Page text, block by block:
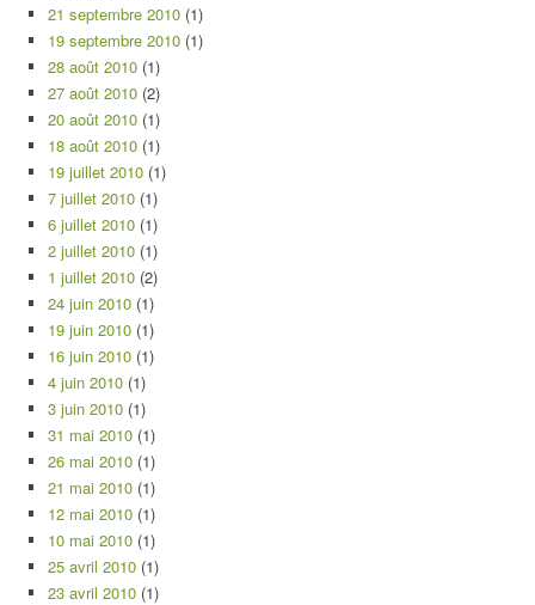
21 septembre 2010 (1)
19 septembre 2010 (1)
28 août 2010 (1)
27 août 2010 (2)
20 août 2010 (1)
18 août 2010 (1)
19 juillet 2010 (1)
7 juillet 2010 (1)
6 juillet 2010 (1)
2 juillet 2010 (1)
1 juillet 2010 (2)
24 juin 2010 (1)
19 juin 2010 (1)
16 juin 2010 (1)
4 juin 2010 (1)
3 juin 2010 (1)
31 mai 2010 (1)
26 mai 2010 (1)
21 mai 2010 (1)
12 mai 2010 (1)
10 mai 2010 (1)
25 avril 2010 (1)
23 avril 2010 (1)